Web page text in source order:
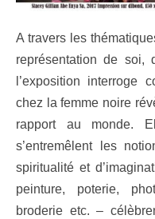
A travers les
représentation de soi,
l’exposition interroge
chez la femme noire
rapport au monde.
s’entremêlent les
spiritualité et
peinture, poterie,
broderie etc. –